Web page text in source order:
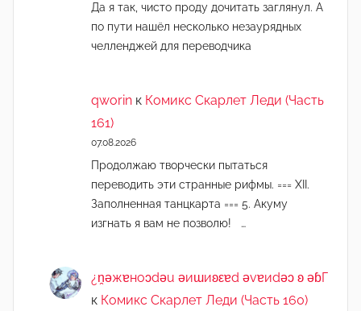
Да я так, чисто проду дочитать заглянул. А
по пути нашёл несколько незаурядных
челленджей для переводчика
qworin к Комикс Скарлет Леди (Часть
161)
07.08.2026
Продолжаю творчески пытаться
переводить эти странные рифмы. === XII.
Заполненная танцкарта === 5. Акуму
изгнать я вам не позволю! …
¿n̯ǝжɐноɔdǝu ǝиɯиʚεɐd ǝvɐиdǝɔ ʚ ǝɓГ
к Комикс Скарлет Леди (Часть 160)